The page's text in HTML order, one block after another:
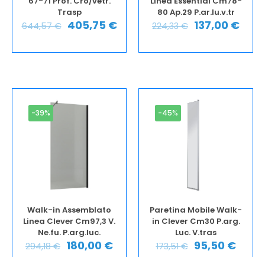
Trasp
644,57€ 405,75 €
80 Ap.29 P.ar.lu.v.tr
224,33€ 137,00 €
-39%
Walk-in Assemblato
Linea Clever Cm97,3 V.
Ne.fu. P.arg.luc.
294,18€ 180,00 €
-45%
Paretina Mobile Walk-
in Clever Cm30 P.arg.
Luc. V.tras
173,51€ 95,50 €